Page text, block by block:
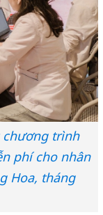
chương trình
phí cho nhân
Hoa, tháng